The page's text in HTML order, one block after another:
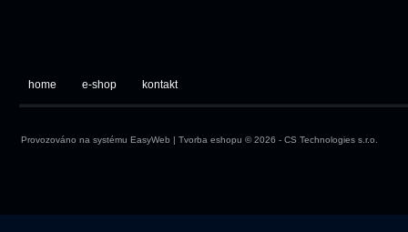
home e-shop kontakt
Provozováno na systému EasyWeb | Tvorba eshopu © 2026 - CS Technologies s.r.o.